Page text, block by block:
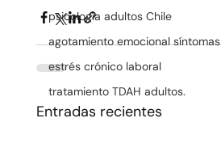
psicología adultos Chile
agotamiento emocional síntomas
estrés crónico laboral
tratamiento TDAH adultos.
Entradas recientes